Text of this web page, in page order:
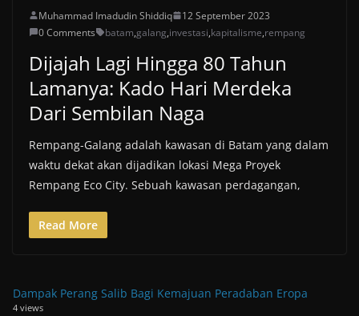
Muhammad Imadudin Shiddiq
12 September 2023
0 Comments
batam,galang,investasi,kapitalisme,rempang
Dijajah Lagi Hingga 80 Tahun
Lamanya: Kado Hari Merdeka
Dari Sembilan Naga
Rempang-Galang adalah kawasan di Batam yang dalam
waktu dekat akan dijadikan lokasi Mega Proyek
Rempang Eco City. Sebuah kawasan perdagangan,
Read More
Dampak Perang Salib Bagi Kemajuan Peradaban Eropa
4 views